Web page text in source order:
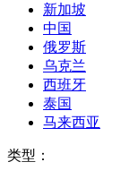
新加坡
中国
俄罗斯
乌克兰
西班牙
泰国
马来西亚
类型：